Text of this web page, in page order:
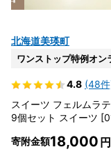
北海道美瑛町
ワンストップ特例オン
4.8 (48
スイーツ フェルムラ
9個セット スイーツ
寄附金額18,000